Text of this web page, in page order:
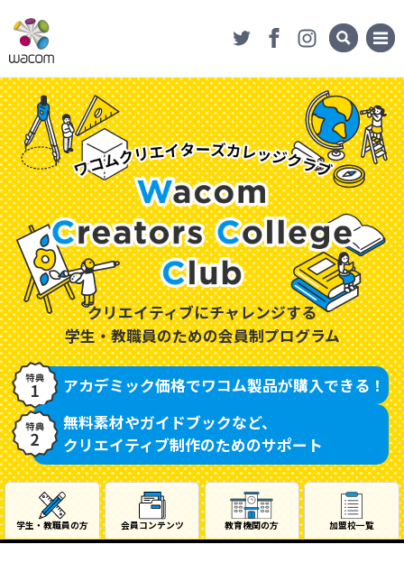
クリエイティブにチャレンジする
学生・教職員のための会員制プログラム
アカデミック価格でワコム製品が購入できる！
無料素材やガイドブックなど、
クリエイティブ制作のためのサポート
学生・教職員の方 会員コンテンツ 教育機関の方 加盟校一覧
会員登録